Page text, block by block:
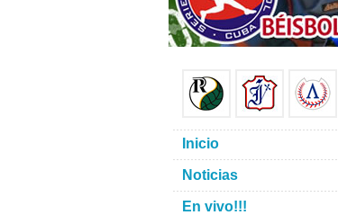
Inicio
Noticias
En vivo!!!